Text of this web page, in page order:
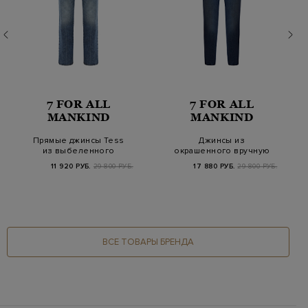
7 FOR ALL
MANKIND
Прямые джинсы Tess
из выбеленного
денима
11 920 РУБ. 29 800 РУБ.
7 FOR ALL
MANKIND
Джинсы из
окрашенного вручную
денима с кожаной
нашивко…
17 880 РУБ. 29 800 РУБ.
ВСЕ ТОВАРЫ БРЕНДА